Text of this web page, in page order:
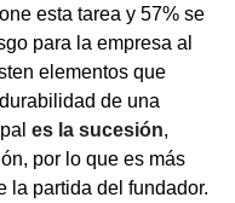
esta tarea y 57% se
para la empresa al
elementos que
de una
es la sucesión,
por lo que es más
la partida del fundador.